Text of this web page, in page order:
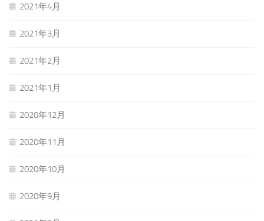
2021年4月
2021年3月
2021年2月
2021年1月
2020年12月
2020年11月
2020年10月
2020年9月